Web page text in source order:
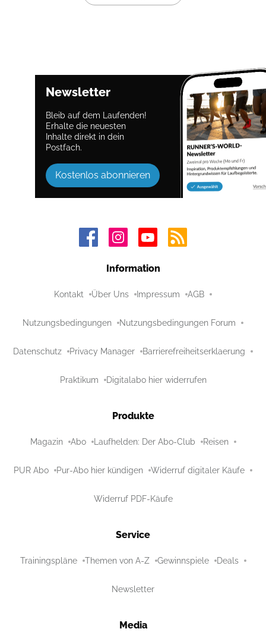
Newsletter
Bleib auf dem Laufenden!
Erhalte die neuesten
Inhalte direkt in dein
Postfach.
Kostenlos abonnieren
Information
Kontakt Über Uns Impressum AGB
Nutzungsbedingungen Nutzungsbedingungen Forum
Datenschutz Privacy Manager Barrierefreiheitserklaerung
Praktikum Digitalabo hier widerrufen
Produkte
Magazin Abo Laufhelden: Der Abo-Club Reisen
PUR Abo Pur-Abo hier kündigen Widerruf digitaler Käufe
Widerruf PDF-Käufe
Service
Trainingspläne Themen von A-Z Gewinnspiele Deals
Newsletter
Media